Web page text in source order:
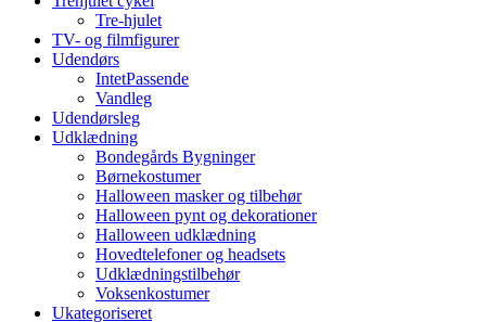
Tre-hjulet
TV- og filmfigurer
Udendørs
IntetPassende
Vandleg
Udendørsleg
Udklædning
Bondegårds Bygninger
Børnekostumer
Halloween masker og tilbehør
Halloween pynt og dekorationer
Halloween udklædning
Hovedtelefoner og headsets
Udklædningstilbehør
Voksenkostumer
Ukategoriseret